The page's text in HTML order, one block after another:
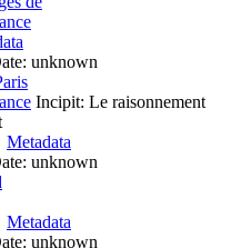
unknown
Incipit: Le raisonnement
Metadata
unknown
Metadata
unknown